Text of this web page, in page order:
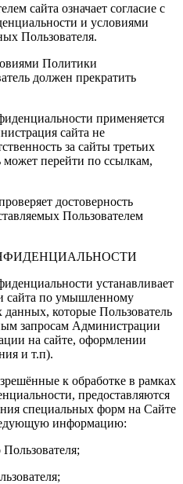
сайта означает согласие с
и условиями
Пользователя.
Политики
должен прекратить
применяется
сайта не
за сайты третьих
может перейти по ссылкам,
достоверность
Пользователем
устанавливает
сайта по умышленному
которые Пользователь
запросам Администрации
на сайте, оформлении
и т.п).
к обработке в рамках
предоставляются
специальных форм на Сайте
информацию: